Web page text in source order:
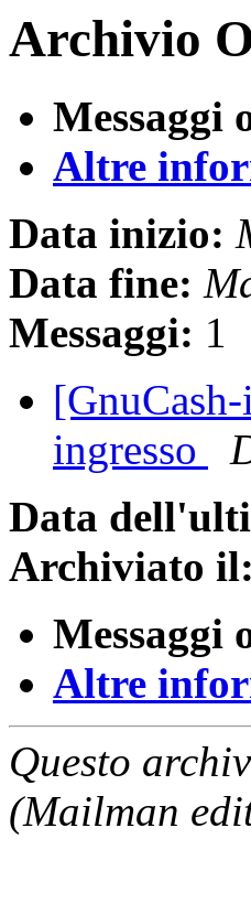
Archivio
Messaggi
Altre
Data inizio:
Data fine:
Messaggi: 1
ingresso
Data
Archiviato il:
Messaggi
Altre
Questo
(Mailman